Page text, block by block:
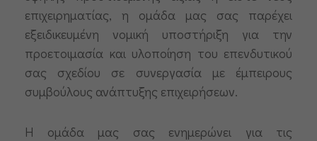
επιχειρηματίας, η ομάδα μας σας παρέχει
εξειδικευμένη νομική υποστήριξη για την
προετοιμασία και υλοποίηση του επενδυτικού
σας σχεδίου σε συνεργασία με έμπειρους
συμβούλους ανάπτυξης επιχειρήσεων.
Η ομάδα μας σας ενημερώνει για τις